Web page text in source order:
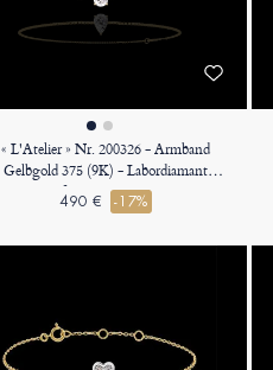
« L'Atelier » Nr. 200326 - Armband
Gelbgold 375 (9K) - Labordiamant
Tropfen 0.3 Karat - Kette
Venezianerkette
490 € -17%